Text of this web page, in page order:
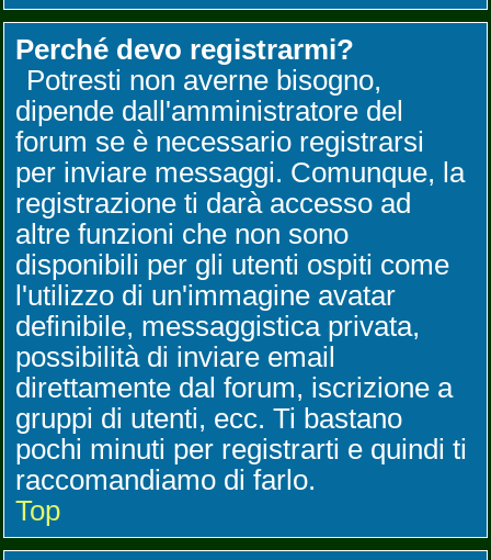
Perché devo registrarmi?
Potresti non averne bisogno,
dipende dall'amministratore del
forum se è necessario registrarsi
per inviare messaggi. Comunque, la
registrazione ti darà accesso ad
altre funzioni che non sono
disponibili per gli utenti ospiti come
l'utilizzo di un'immagine avatar
definibile, messaggistica privata,
possibilità di inviare email
direttamente dal forum, iscrizione a
gruppi di utenti, ecc. Ti bastano
pochi minuti per registrarti e quindi ti
raccomandiamo di farlo.
Top